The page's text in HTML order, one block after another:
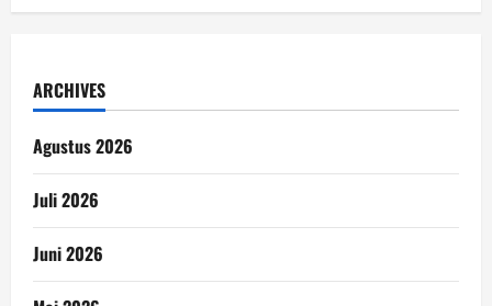
ARCHIVES
Agustus 2026
Juli 2026
Juni 2026